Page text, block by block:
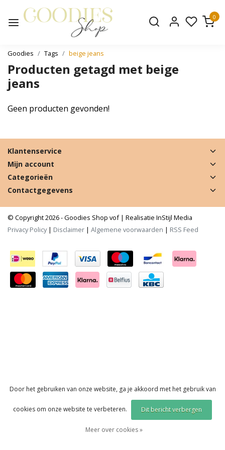
0
Goodies Tags beige jeans
Producten getagd met beige
jeans
Geen producten gevonden!
Klantenservice
Mijn account
Categorieën
Contactgegevens
© Copyright 2026 - Goodies Shop vof | Realisatie InStijl Media
Privacy Policy| Disclaimer | Algemene voorwaarden | RSS Feed
Door het gebruiken van onze website, ga je akkoord met het gebruik van
cookies om onze website te verbeteren. Dit bericht verbergen
Meer over cookies »